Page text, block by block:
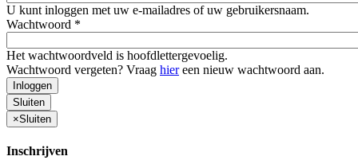
U kunt inloggen met uw e-mailadres of uw gebruikersnaam.
Wachtwoord *
Het wachtwoordveld is hoofdlettergevoelig.
Wachtwoord vergeten? Vraag hiereen nieuw wachtwoord aan.
Inloggen
Sluiten
×Sluiten
Inschrijven